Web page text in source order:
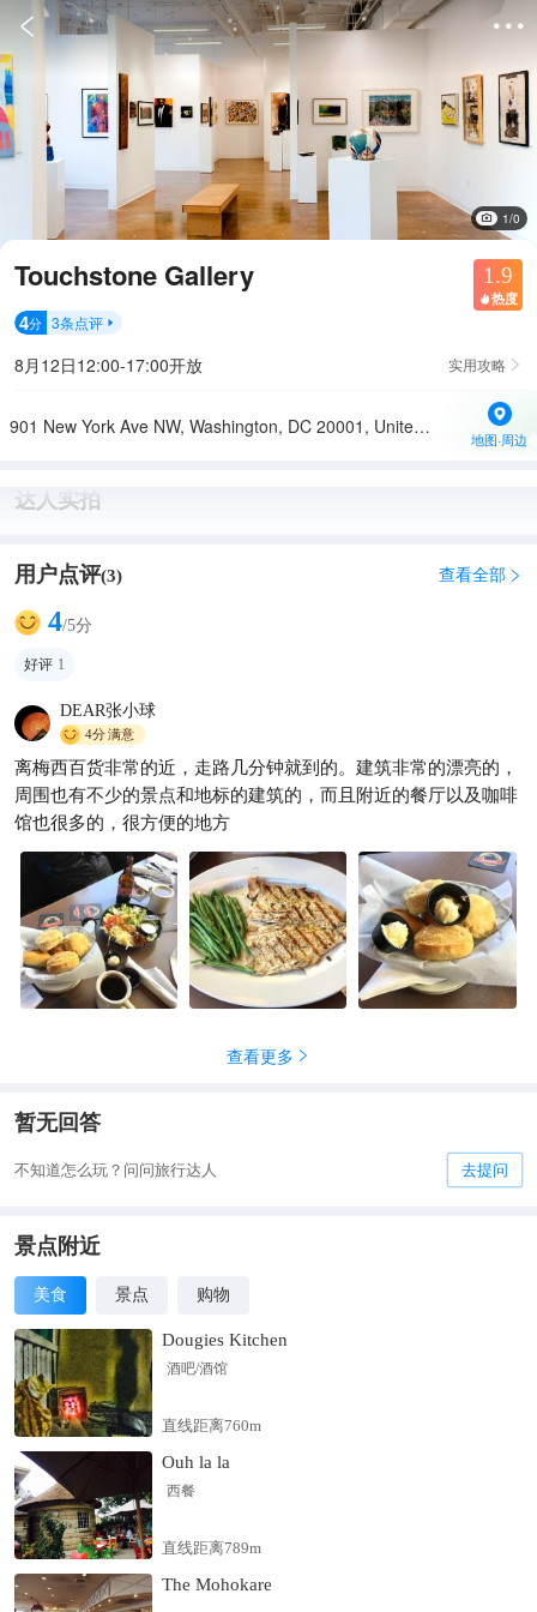
 
1/0
Touchstone Gallery 1.9
 热度
4分 3条点评 
8月12日12:00-17:00开放 实用攻略 
901 New York Ave NW, Washington, DC 20001, United States
地图·周边
达人实拍
用户点评(3) 查看全部 
4/5分
好评 1
DEAR张小球
4分满意
离梅西百货非常的近，走路几分钟就到的。建筑非常的漂亮的，
周围也有不少的景点和地标的建筑的，而且附近的餐厅以及咖啡
馆也很多的，很方便的地方
查看更多 
暂无回答
不知道怎么玩？问问旅行达人 去提问
景点附近
美食 景点 购物
Dougies Kitchen
酒吧/酒馆
直线距离760m
Ouh la la
西餐
直线距离789m
The Mohokare